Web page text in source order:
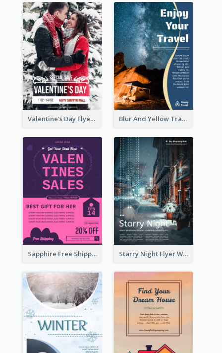
Valentine's Day Flyer With Photo Of Couple Blur And Yellow Travelling Flyer Decorated With Photo
Sapphire Free Shipping Flyer Design Ideas Starry Night Flyer With Street View